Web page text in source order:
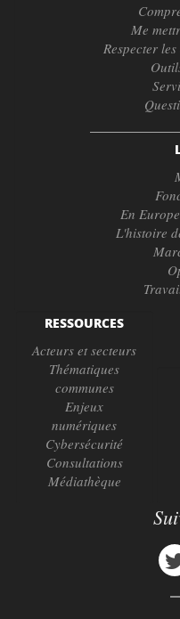
Me
Respecter
En
L'histoire
RESSOURCES
Acteurs et secteurs
Thématiques
communes
Enjeux
numériques
Cybersécurité
Consultations
Médiathèque